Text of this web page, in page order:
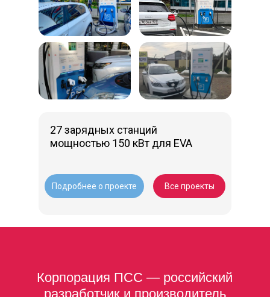
27 зарядных станций
мощностью 150 кВт для EVA
Подробнее о проекте Все проекты
Корпорация ПСС — российский
разработчик и производитель